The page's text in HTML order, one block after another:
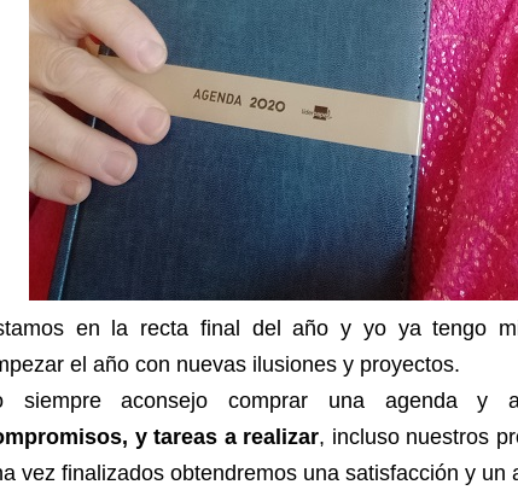
en la recta final del año y yo ya tengo
el año con nuevas ilusiones y proyectos.
siempre aconsejo comprar una agenda y
y tareas a realizar, incluso nuestros
vez finalizados obtendremos una satisfacción y un